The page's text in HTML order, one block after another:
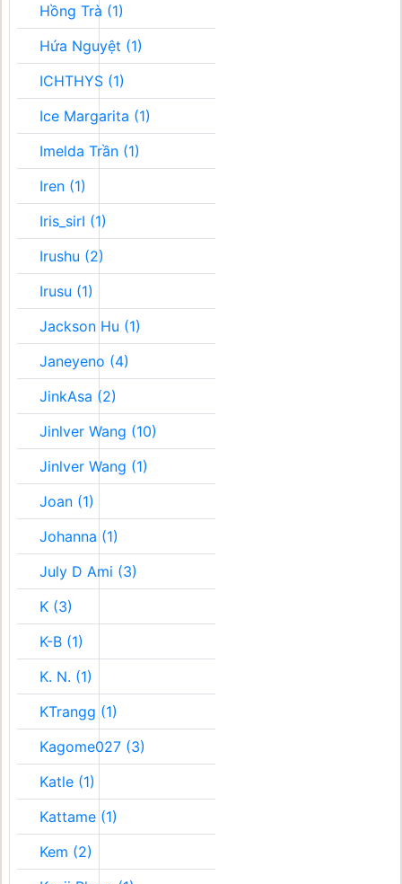
Hồng Trà (1)
Hứa Nguyệt (1)
ICHTHYS (1)
Ice Margarita (1)
Imelda Trần (1)
Iren (1)
Iris_sirI (1)
Irushu (2)
Irusu (1)
Jackson Hu (1)
Janeyeno (4)
JinkAsa (2)
Jinlver Wang (10)
Jinlver Wang (1)
Joan (1)
Johanna (1)
July D Ami (3)
K (3)
K-B (1)
K. N. (1)
KTrangg (1)
Kagome027 (3)
Katle (1)
Kattame (1)
Kem (2)